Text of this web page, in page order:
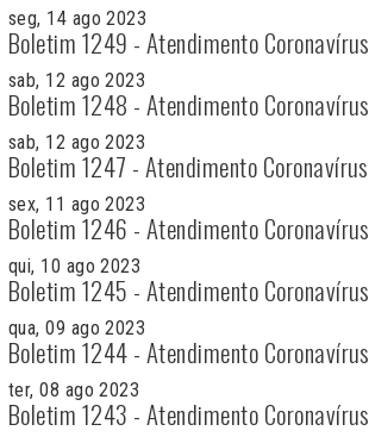
seg, 14 ago 2023
Boletim 1249 - Atendimento Coronavírus
sab, 12 ago 2023
Boletim 1248 - Atendimento Coronavírus
sab, 12 ago 2023
Boletim 1247 - Atendimento Coronavírus
sex, 11 ago 2023
Boletim 1246 - Atendimento Coronavírus
qui, 10 ago 2023
Boletim 1245 - Atendimento Coronavírus
qua, 09 ago 2023
Boletim 1244 - Atendimento Coronavírus
ter, 08 ago 2023
Boletim 1243 - Atendimento Coronavírus